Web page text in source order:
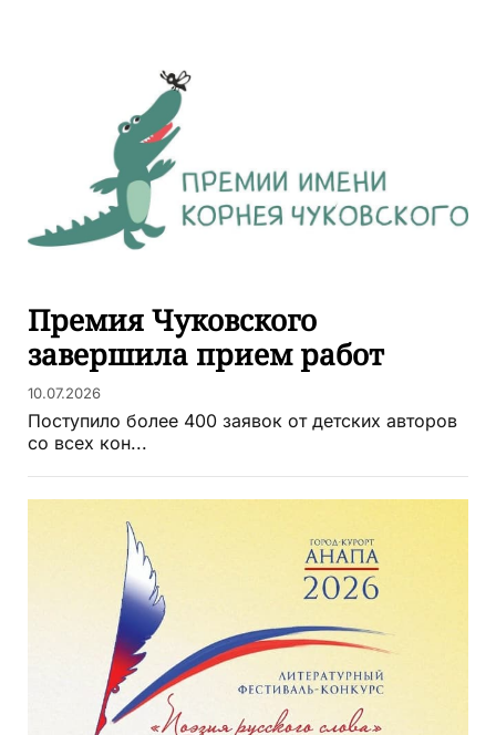
Премия Чуковского
завершила прием работ
10.07.2026
Поступило более 400 заявок от детских авторов
со всех кон...